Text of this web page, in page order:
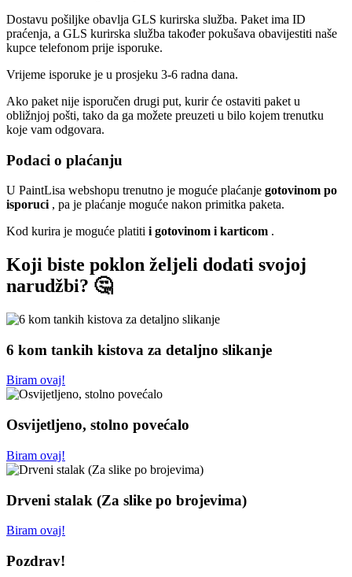
Dostavu pošiljke obavlja GLS kurirska služba. Paket ima ID
praćenja, a GLS kurirska služba također pokušava obavijestiti naše
kupce telefonom prije isporuke.
Vrijeme isporuke je u prosjeku 3-6 radna dana.
Ako paket nije isporučen drugi put, kurir će ostaviti paket u
obližnjoj pošti, tako da ga možete preuzeti u bilo kojem trenutku
koje vam odgovara.
Podaci o plaćanju
U PaintLisa webshopu trenutno je moguće plaćanje gotovinom po
isporuci , pa je plaćanje moguće nakon primitka paketa.
Kod kurira je moguće platiti i gotovinom i karticom .
Koji biste poklon željeli dodati svojoj
narudžbi? 🤔
6 kom tankih kistova za detaljno slikanje
Biram ovaj!
Osvijetljeno, stolno povećalo
Biram ovaj!
Drveni stalak (Za slike po brojevima)
Biram ovaj!
Pozdrav!